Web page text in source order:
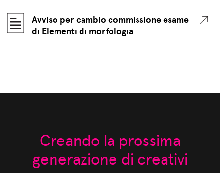
Avviso per cambio commissione esame
di Elementi di morfologia
Creando la prossima
generazione di creativi